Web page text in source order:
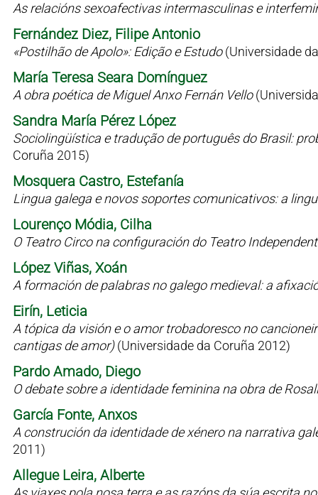
As relacións sexoafectivas intermasculinas e
Fernández Diez, Filipe Antonio
«Postilhão de Apolo»: Edição e Estudo(Universidade
María Teresa Seara Domínguez
A obra poética de Miguel Anxo Fernán Vello
Sandra María Pérez López
Sociolingüística e tradução de português do Brasil:
Coruña 2015)
Mosquera Castro, Estefanía
Lingua galega e novos soportes comunicativos: a
Lourenço Módia, Cilha
O Teatro Circo na configuración do Teatro
López Viñas, Xoán
A formación de palabras no galego medieval: a
Eirín, Leticia
A tópica da visión e o amor trobadoresco no
cantigas de amor)(Universidade da Coruña 2012)
Pardo Amado, Diego
O debate sobre a identidade feminina na obra de
García Fonte, Anxos
A construción da identidade de xénero na narrativa
2011)
Allegue Leira, Alberte